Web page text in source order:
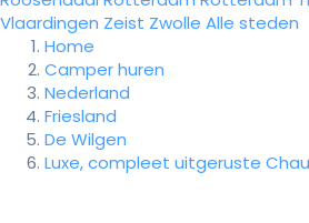
Vlaardingen Zeist Zwolle Alle steden
Home
Camper huren
Nederland
Friesland
De Wilgen
Luxe, compleet uitgeruste